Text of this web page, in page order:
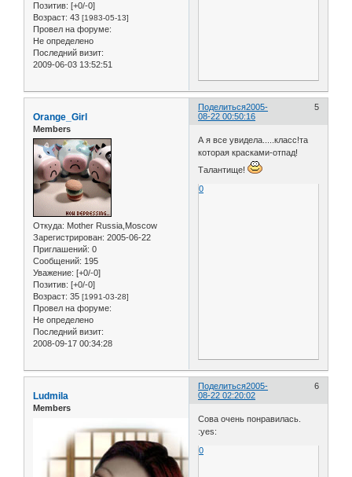
Позитив: [+0/-0]
Возраст: 43 [1983-05-13]
Провел на форуме:
Не определено
Последний визит:
2009-06-03 13:52:51
Поделиться 5
2005-
08-22 00:50:16
Orange_Girl
Members
Откуда: Mother Russia,Moscow
Зарегистрирован: 2005-06-22
Приглашений: 0
Сообщений: 195
Уважение: [+0/-0]
Позитив: [+0/-0]
Возраст: 35 [1991-03-28]
Провел на форуме:
Не определено
Последний визит:
2008-09-17 00:34:28
А я все увидела.....класс!та
которая красками-отпад!
Талантище!
0
Поделиться 6
2005-
08-22 02:20:02
Ludmila
Members
Сова очень понравилась.
:yes:
0